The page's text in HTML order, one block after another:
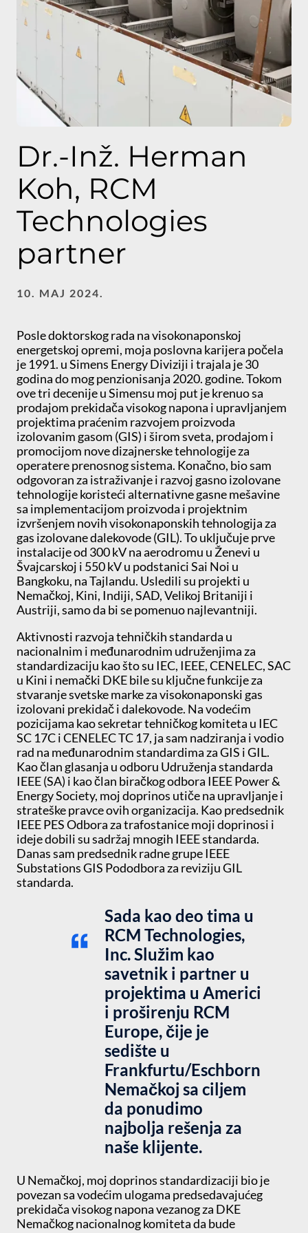
Dr.-Inž. Herman
Koh, RCM
Technologies
partner
10. MAJ 2024.
Posle doktorskog rada na visokonaponskoj
energetskoj opremi, moja poslovna karijera počela
je 1991. u Simens Energy Diviziji i trajala je 30
godina do mog penzionisanja 2020. godine. Tokom
ove tri decenije u Simensu moj put je krenuo sa
prodajom prekidača visokog napona i upravljanjem
projektima praćenim razvojem proizvoda
izolovanim gasom (GIS) i širom sveta, prodajom i
promocijom nove dizajnerske tehnologije za
operatere prenosnog sistema. Konačno, bio sam
odgovoran za istraživanje i razvoj gasno izolovane
tehnologije koristeći alternativne gasne mešavine
sa implementacijom proizvoda i projektnim
izvršenjem novih visokonaponskih tehnologija za
gas izolovane dalekovode (GIL). To uključuje prve
instalacije od 300 kV na aerodromu u Ženevi u
Švajcarskoj i 550 kV u podstanici Sai Noi u
Bangkoku, na Tajlandu. Usledili su projekti u
Nemačkoj, Kini, Indiji, SAD, Velikoj Britaniji i
Austriji, samo da bi se pomenuo najlevantniji.
Aktivnosti razvoja tehničkih standarda u
nacionalnim i međunarodnim udruženjima za
standardizaciju kao što su IEC, IEEE, CENELEC, SAC
u Kini i nemački DKE bile su ključne funkcije za
stvaranje svetske marke za visokonaponski gas
izolovani prekidač i dalekovode. Na vodećim
pozicijama kao sekretar tehničkog komiteta u IEC
SC 17C i CENELEC TC 17, ja sam nadziranja i vodio
rad na međunarodnim standardima za GIS i GIL.
Kao član glasanja u odboru Udruženja standarda
IEEE (SA) i kao član biračkog odbora IEEE Power &
Energy Society, moj doprinos utiče na upravljanje i
strateške pravce ovih organizacija. Kao predsednik
IEEE PES Odbora za trafostanice moji doprinosi i
ideje dobili su sadržaj mnogih IEEE standarda.
Danas sam predsednik radne grupe IEEE
Substations GIS Pododbora za reviziju GIL
standarda.
Sada kao deo tima u
RCM Technologies,
Inc. Služim kao
savetnik i partner u
projektima u Americi
i proširenju RCM
Europe, čije je
sedište u
Frankfurtu/Eschborn
Nemačkoj sa ciljem
da ponudimo
najbolja rešenja za
naše klijente.
U Nemačkoj, moj doprinos standardizaciji bio je
povezan sa vodećim ulogama predsedavajućeg
prekidača visokog napona vezanog za DKE
Nemačkog nacionalnog komiteta da bude